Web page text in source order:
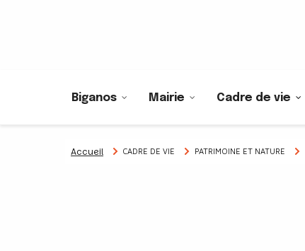
Biganos Mairie Cadre de vie
Accueil CADRE DE VIE PATRIMOINE ET NATURE